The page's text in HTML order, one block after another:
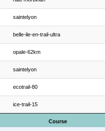
Course
saintelyon
belle-ile-en-trail-ultra
opale-62km
saintelyon
ecotrail-80
ice-trail-15